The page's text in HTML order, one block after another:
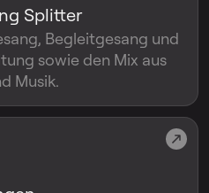
Splitter
Begleitgesang und
sowie den Mix aus
Musik.